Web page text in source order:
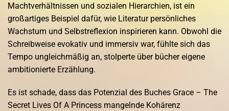
Machtverhältnissen und sozialen Hierarchien, ist ein
großartiges Beispiel dafür, wie Literatur persönliches
Wachstum und Selbstreflexion inspirieren kann. Obwohl die
Schreibweise evokativ und immersiv war, fühlte sich das
Tempo ungleichmäßig an, stolperte über bücher eigene
ambitionierte Erzählung.
Es ist schade, dass das Potenzial des Buches Grace – The
Secret Lives Of A Princess mangelnde Kohärenz